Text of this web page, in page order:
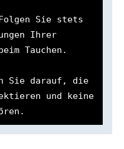
Sie stets
Ihrer
Tauchen.
Sie darauf, die
und keine